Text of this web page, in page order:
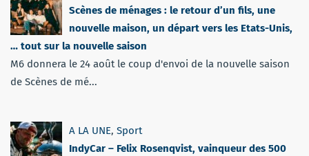
Scènes de ménages : le retour d’un fils, une
nouvelle maison, un départ vers les Etats-Unis,
… tout sur la nouvelle saison
M6 donnera le 24 août le coup d'envoi de la nouvelle saison
de Scènes de mé...
A LA UNE, Sport
IndyCar – Felix Rosenqvist, vainqueur des 500